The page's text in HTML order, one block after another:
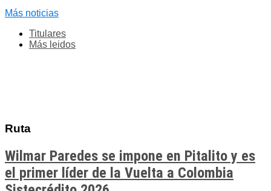
Más noticias
Titulares
Más leidos
Ruta
Wilmar Paredes se impone en Pitalito y es
el primer líder de la Vuelta a Colombia